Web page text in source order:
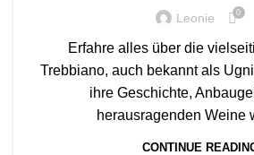
Leonie 0
Erfahre alles über die
Trebbiano, auch bekannt als
ihre Geschichte,
herausragenden Weine
CONTINUE